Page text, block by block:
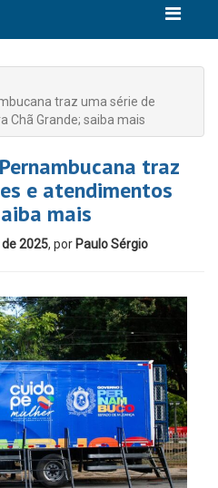
traz uma série de
Chã Grande; saiba mais
traz
e atendimentos
mais
2025, por Paulo Sérgio